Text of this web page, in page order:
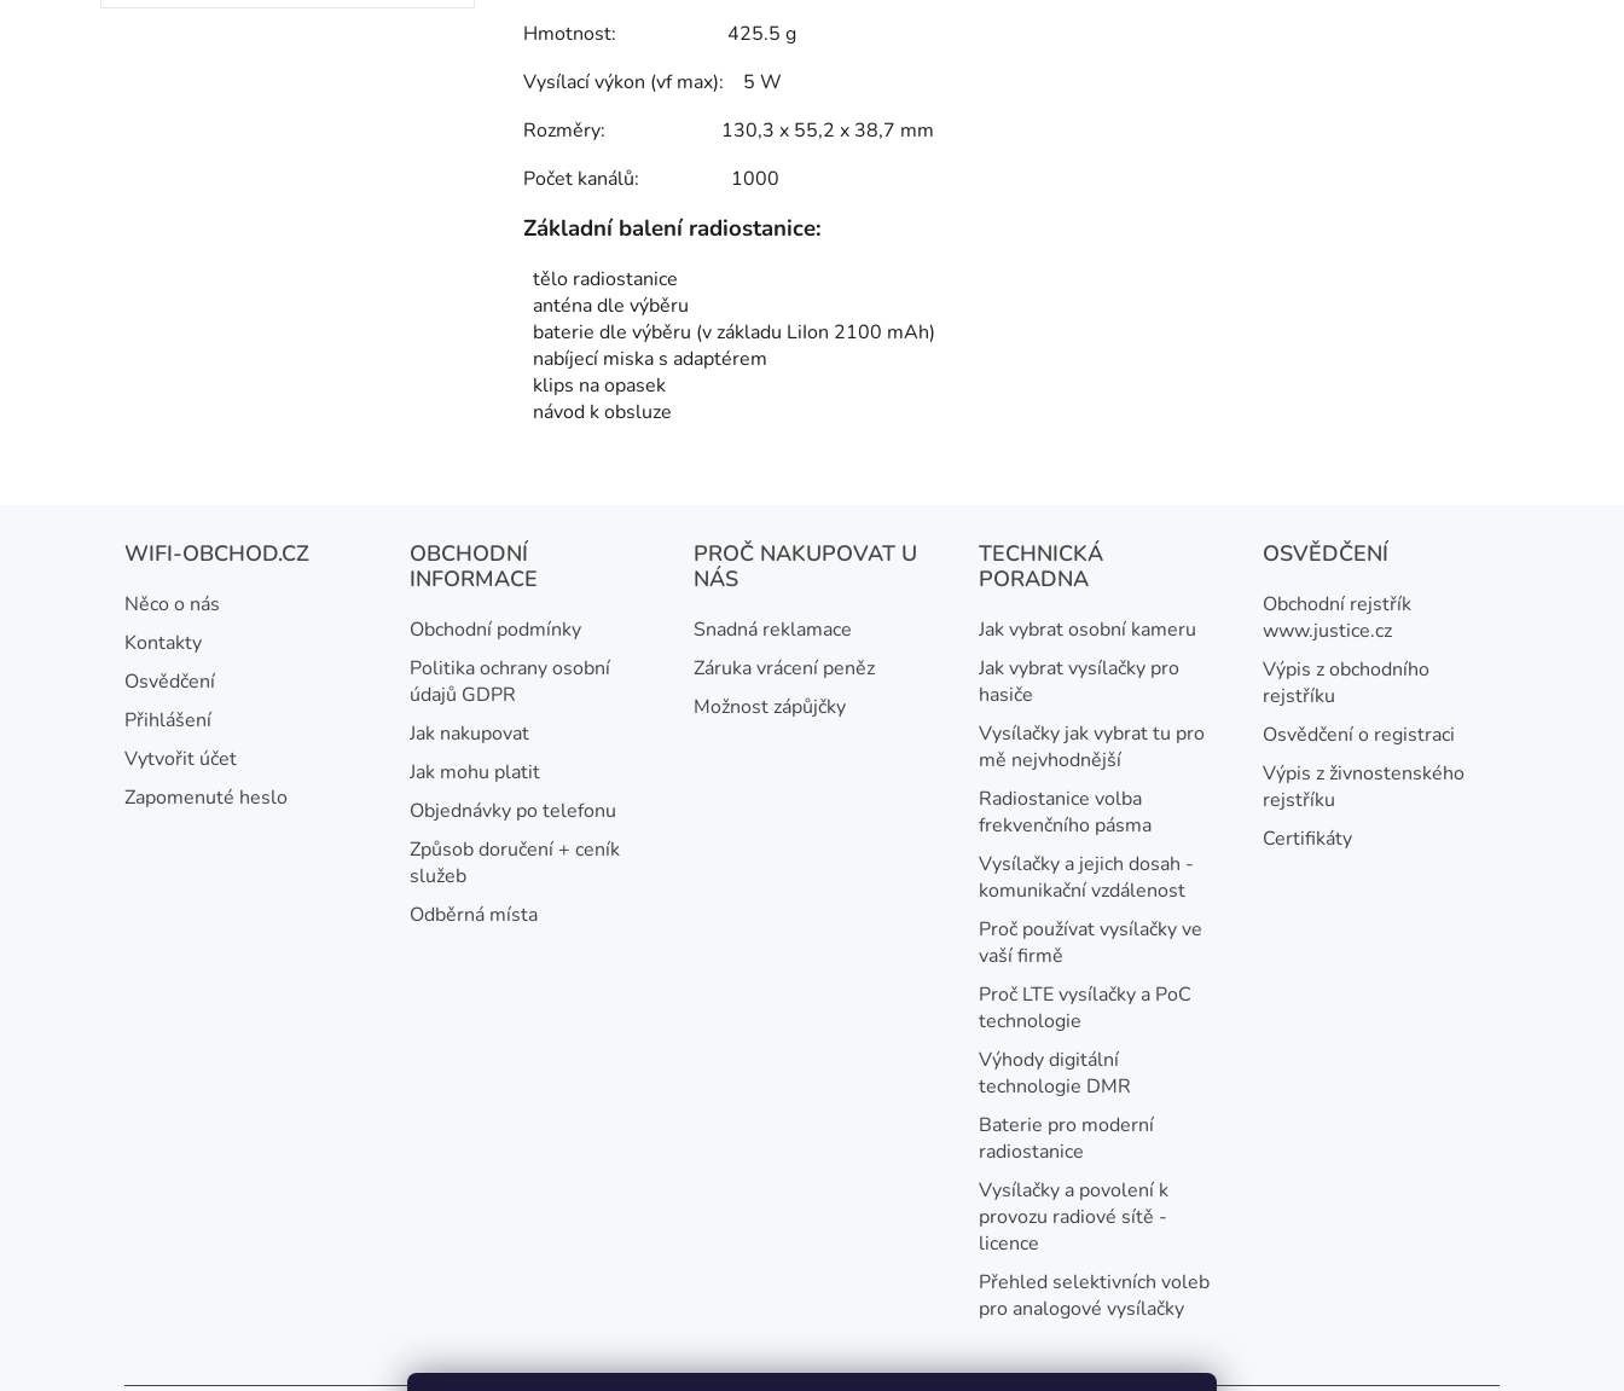
Hmotnost: 425.5 g
Vysílací výkon (vf max): 5 W
Rozměry: 130,3 x 55,2 x 38,7 mm
Počet kanálů: 1000
Základní balení radiostanice:
tělo radiostanice
anténa dle výběru
baterie dle výběru (v základu LiIon 2100 mAh)
nabíjecí miska s adaptérem
klips na opasek
návod k obsluze
WIFI-OBCHOD.CZ
Něco o nás
Kontakty
Osvědčení
Přihlášení
Vytvořit účet
Zapomenuté heslo
OBCHODNÍ
INFORMACE
Obchodní podmínky
Politika ochrany osobní
údajů GDPR
Jak nakupovat
Jak mohu platit
Objednávky po telefonu
Způsob doručení + ceník
služeb
Odběrná místa
PROČ NAKUPOVAT U
NÁS
Snadná reklamace
Záruka vrácení peněz
Možnost zápůjčky
TECHNICKÁ
PORADNA
Jak vybrat osobní kameru
Jak vybrat vysílačky pro
hasiče
Vysílačky jak vybrat tu pro
mě nejvhodnější
Radiostanice volba
frekvenčního pásma
Vysílačky a jejich dosah -
komunikační vzdálenost
Proč používat vysílačky ve
vaší firmě
Proč LTE vysílačky a PoC
technologie
Výhody digitální
technologie DMR
Baterie pro moderní
radiostanice
Vysílačky a povolení k
provozu radiové sítě -
licence
Přehled selektivních voleb
pro analogové vysílačky
OSVĚDČENÍ
Obchodní rejstřík
www.justice.cz
Výpis z obchodního
rejstříku
Osvědčení o registraci
Výpis z živnostenského
rejstříku
Certifikáty